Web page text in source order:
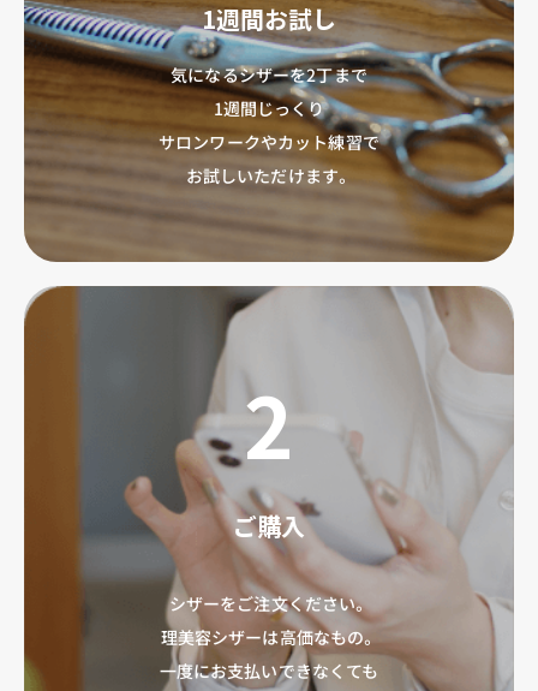
1週間お試し
気になるシザーを2丁まで
1週間じっくり
サロンワークやカット練習で
お試しいただけます。
2
ご購入
シザーをご注文ください。
理美容シザーは高価なもの。
一度にお支払いできなくても